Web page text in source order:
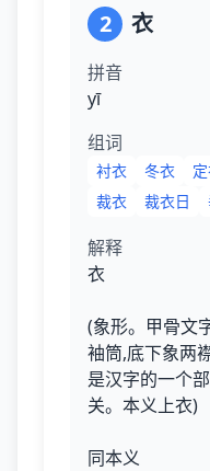
2 衣
拼音
yī
组词
衬衣 冬衣
裁衣
裁衣日
解释
衣
(象形。甲骨文
袖筒,底下象两
是汉字的一个
关。本义上衣)
同本义